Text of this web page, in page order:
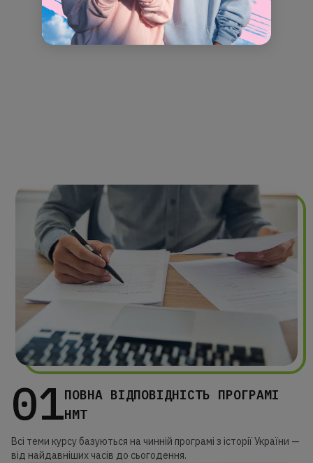
01ПОВНА ВІДПОВІДНІСТЬ ПРОГРАМІ
НМТ
Всі теми курсу базуються на чинній програмі з історії України —
від найдавніших часів до сьогодення.